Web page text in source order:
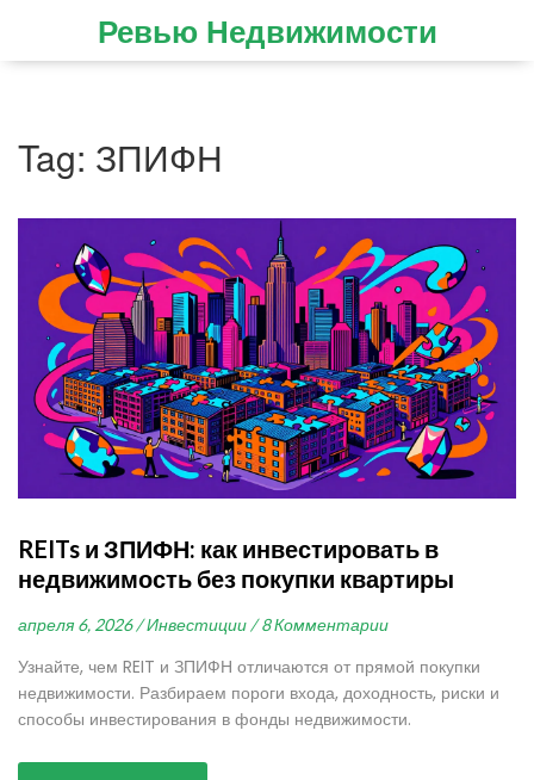
Ревью Недвижимости
Tag: ЗПИФН
REITs и ЗПИФН: как инвестировать в
недвижимость без покупки квартиры
апреля 6, 2026 / Инвестиции / 8 Комментарии
Узнайте, чем REIT и ЗПИФН отличаются от прямой покупки
недвижимости. Разбираем пороги входа, доходность, риски и
способы инвестирования в фонды недвижимости.